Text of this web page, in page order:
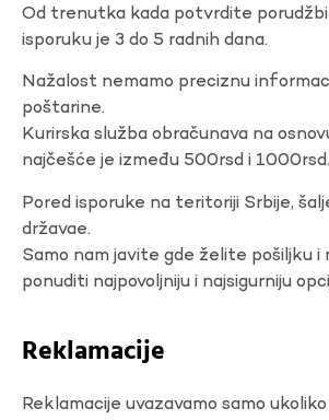
Od trenutka kada potvrdite
isporuku je 3 do 5 radnih dana.
Nažalost nemamo preciznu
poštarine.
Kurirska služba obračunava na
najčešće je između 500rsd i 1000rsd.
Pored isporuke na teritoriji Srbije,
državae.
Samo nam javite gde želite pošiljku i
ponuditi najpovoljniju i najsigurniju
Reklamacije
Reklamacije uvazavamo samo